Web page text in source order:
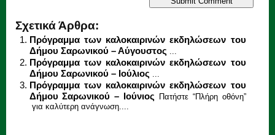
Σχετικά Άρθρα:
Πρόγραμμα των καλοκαιρινών εκδηλώσεων του
Δήμου Σαρωνικού – Αύγουστος ...
Πρόγραμμα των καλοκαιρινών εκδηλώσεων του
Δήμου Σαρωνικού – Ιούλιος ...
Πρόγραμμα των καλοκαιρινών εκδηλώσεων του
Δήμου Σαρωνικού – Ιούνιος
Πατήστε “Πλήρη οθόνη”
για καλύτερη ανάγνωση....